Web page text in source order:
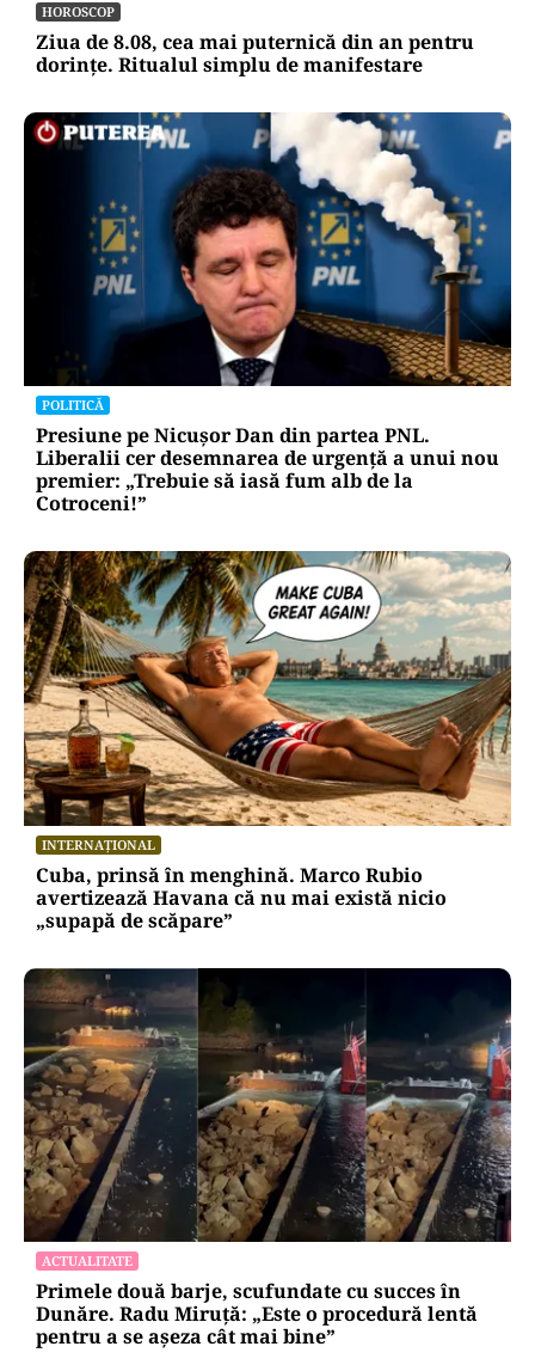
HOROSCOP
Ziua de 8.08, cea mai puternică din an pentru
dorințe. Ritualul simplu de manifestare
POLITICĂ
Presiune pe Nicușor Dan din partea PNL.
Liberalii cer desemnarea de urgență a unui nou
premier: „Trebuie să iasă fum alb de la
Cotroceni!”
INTERNAȚIONAL
Cuba, prinsă în menghină. Marco Rubio
avertizează Havana că nu mai există nicio
„supapă de scăpare”
ACTUALITATE
Primele două barje, scufundate cu succes în
Dunăre. Radu Miruță: „Este o procedură lentă
pentru a se așeza cât mai bine”